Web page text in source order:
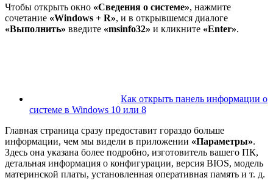
Чтобы открыть окно «Сведения о системе», нажмите
сочетание «Windows + R», и в открывшемся диалоге
«Выполнить» введите «msinfo32» и кликните «Enter».
Как открыть панель информации о
системе в Windows 10 или 8
Главная страница сразу предоставит гораздо больше
информации, чем мы видели в приложении «Параметры».
Здесь она указана более подробно, изготовитель вашего ПК,
детальная информация о конфигурации, версия BIOS, модель
материнской платы, установленная оперативная память и т. д.